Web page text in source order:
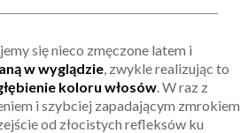
się nieco zmęczone latem i
w wyglądzie, zwykle realizując to
koloru włosów. W raz z
i szybciej zapadającym zmrokiem
od złocistych refleksów ku